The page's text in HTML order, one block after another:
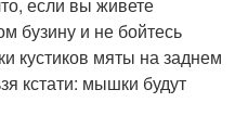
бузину и не бойтесь
кустиков мяты на заднем
кстати: мышки будут